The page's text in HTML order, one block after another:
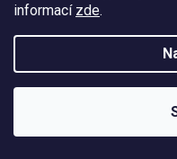
informací zde.
Vytvořil
Copyright 2026All4pet.